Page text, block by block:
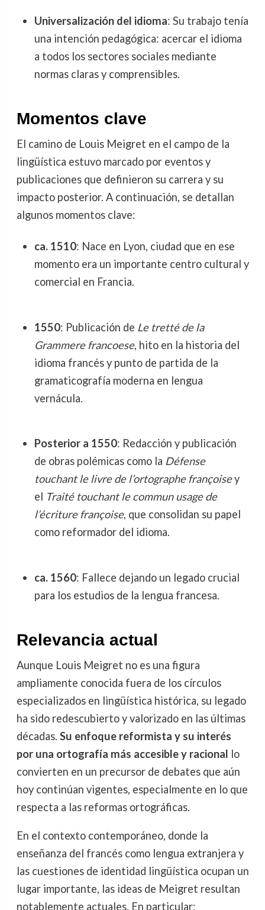
Universalización del idioma: Su trabajo tenía
una intención pedagógica: acercar el idioma
a todos los sectores sociales mediante
normas claras y comprensibles.
Momentos clave
El camino de Louis Meigret en el campo de la
lingüística estuvo marcado por eventos y
publicaciones que definieron su carrera y su
impacto posterior. A continuación, se detallan
algunos momentos clave:
ca. 1510: Nace en Lyon, ciudad que en ese
momento era un importante centro cultural y
comercial en Francia.
1550: Publicación de Le tretté de la
Grammere francoese, hito en la historia del
idioma francés y punto de partida de la
gramaticografía moderna en lengua
vernácula.
Posterior a 1550: Redacción y publicación
de obras polémicas como la Défense
touchant le livre de l’ortographe françoisey
el Traité touchant le commun usage de
l’écriture françoise, que consolidan su papel
como reformador del idioma.
ca. 1560: Fallece dejando un legado crucial
para los estudios de la lengua francesa.
Relevancia actual
Aunque Louis Meigret no es una figura
ampliamente conocida fuera de los círculos
especializados en lingüística histórica, su legado
ha sido redescubierto y valorizado en las últimas
décadas. Su enfoque reformista y su interés
por una ortografía más accesible y racional lo
convierten en un precursor de debates que aún
hoy continúan vigentes, especialmente en lo que
respecta a las reformas ortográficas.
En el contexto contemporáneo, donde la
enseñanza del francés como lengua extranjera y
las cuestiones de identidad lingüística ocupan un
lugar importante, las ideas de Meigret resultan
notablemente actuales. En particular: